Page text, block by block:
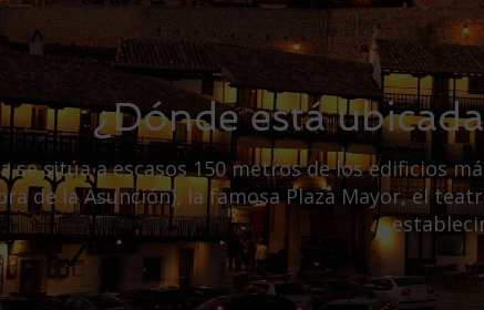
¿Dónde está
se sitúa a escasos 150 metros de los edificios
de la Asunción), la famosa Plaza Mayor, el